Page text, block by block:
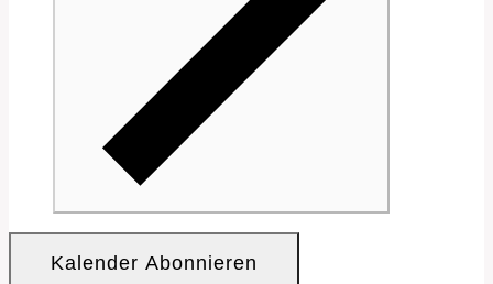
Kalender Abonnieren